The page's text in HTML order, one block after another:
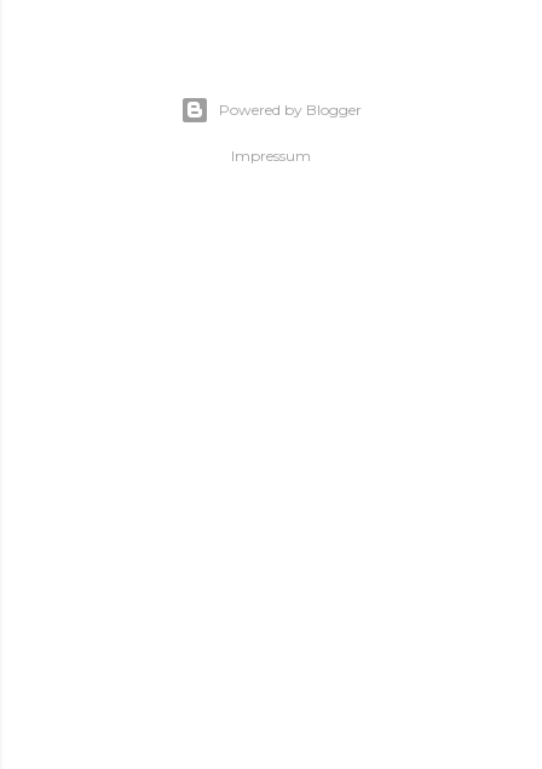
Powered by Blogger
Impressum